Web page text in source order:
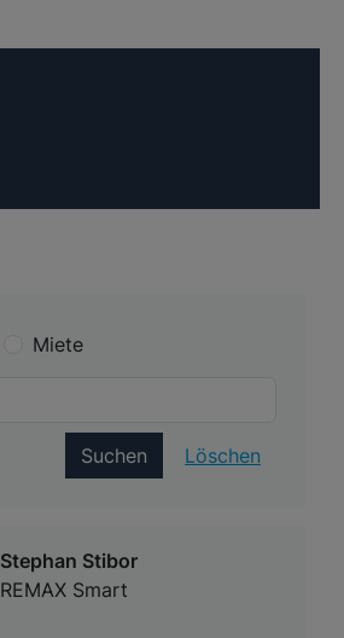
Miete
Suchen Löschen
Stephan Stibor
REMAX Smart